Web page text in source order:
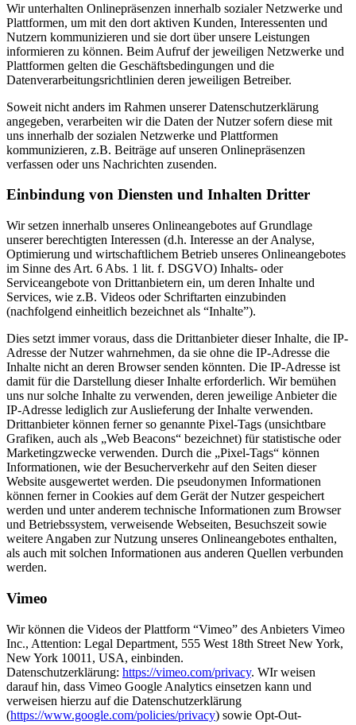
Wir unterhalten Onlinepräsenzen innerhalb sozialer Netzwerke und
Plattformen, um mit den dort aktiven Kunden, Interessenten und
Nutzern kommunizieren und sie dort über unsere Leistungen
informieren zu können. Beim Aufruf der jeweiligen Netzwerke und
Plattformen gelten die Geschäftsbedingungen und die
Datenverarbeitungsrichtlinien deren jeweiligen Betreiber.
Soweit nicht anders im Rahmen unserer Datenschutzerklärung
angegeben, verarbeiten wir die Daten der Nutzer sofern diese mit
uns innerhalb der sozialen Netzwerke und Plattformen
kommunizieren, z.B. Beiträge auf unseren Onlinepräsenzen
verfassen oder uns Nachrichten zusenden.
Einbindung von Diensten und Inhalten Dritter
Wir setzen innerhalb unseres Onlineangebotes auf Grundlage
unserer berechtigten Interessen (d.h. Interesse an der Analyse,
Optimierung und wirtschaftlichem Betrieb unseres Onlineangebotes
im Sinne des Art. 6 Abs. 1 lit. f. DSGVO) Inhalts- oder
Serviceangebote von Drittanbietern ein, um deren Inhalte und
Services, wie z.B. Videos oder Schriftarten einzubinden
(nachfolgend einheitlich bezeichnet als “Inhalte”).
Dies setzt immer voraus, dass die Drittanbieter dieser Inhalte, die IP-
Adresse der Nutzer wahrnehmen, da sie ohne die IP-Adresse die
Inhalte nicht an deren Browser senden könnten. Die IP-Adresse ist
damit für die Darstellung dieser Inhalte erforderlich. Wir bemühen
uns nur solche Inhalte zu verwenden, deren jeweilige Anbieter die
IP-Adresse lediglich zur Auslieferung der Inhalte verwenden.
Drittanbieter können ferner so genannte Pixel-Tags (unsichtbare
Grafiken, auch als „Web Beacons“ bezeichnet) für statistische oder
Marketingzwecke verwenden. Durch die „Pixel-Tags“ können
Informationen, wie der Besucherverkehr auf den Seiten dieser
Website ausgewertet werden. Die pseudonymen Informationen
können ferner in Cookies auf dem Gerät der Nutzer gespeichert
werden und unter anderem technische Informationen zum Browser
und Betriebssystem, verweisende Webseiten, Besuchszeit sowie
weitere Angaben zur Nutzung unseres Onlineangebotes enthalten,
als auch mit solchen Informationen aus anderen Quellen verbunden
werden.
Vimeo
Wir können die Videos der Plattform “Vimeo” des Anbieters Vimeo
Inc., Attention: Legal Department, 555 West 18th Street New York,
New York 10011, USA, einbinden.
Datenschutzerklärung: https://vimeo.com/privacy. WIr weisen
darauf hin, dass Vimeo Google Analytics einsetzen kann und
verweisen hierzu auf die Datenschutzerklärung
(https://www.google.com/policies/privacy) sowie Opt-Out-